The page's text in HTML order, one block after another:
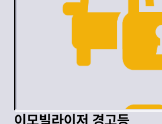
이모빌라이저 경고등